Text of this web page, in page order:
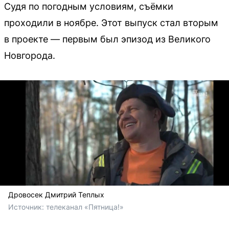
Судя по погодным условиям, съёмки
проходили в ноябре. Этот выпуск стал вторым
в проекте — первым был эпизод из Великого
Новгорода.
Дровосек Дмитрий Теплых
Источник: телеканал «Пятница!»